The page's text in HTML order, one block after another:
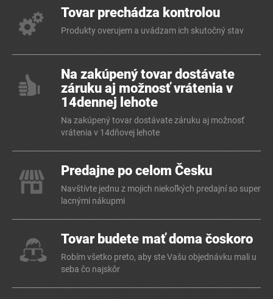
Tovar prechádza kontrolou
Produkty overujem a uvádzam ich skutočný stav
Na zakúpený tovar dostávate
záruku aj možnosť vrátenia v
14dennej lehote
Na zakúpený tovar dostávate záruku aj možnosť
vrátenia v 14dňovej lehote
Predajne po celom Česku
Navštívte jednu z mojich niekoľkých predajní so super
lacnými nákupmi
Tovar budete mať doma čoskoro
Robím všetko preto, aby ste Vašu objednávku mali u
seba čo najskôr